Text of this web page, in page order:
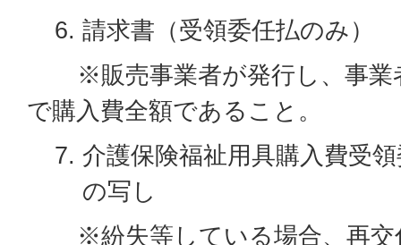
請求書（受領委任払のみ）
※販売事業者が発行し、事業
で購入費全額であること。
介護保険福祉用具購入費受
の写し
※紛失等している場合、再交